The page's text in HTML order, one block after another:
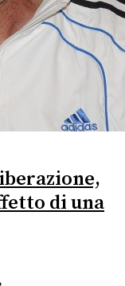
di una